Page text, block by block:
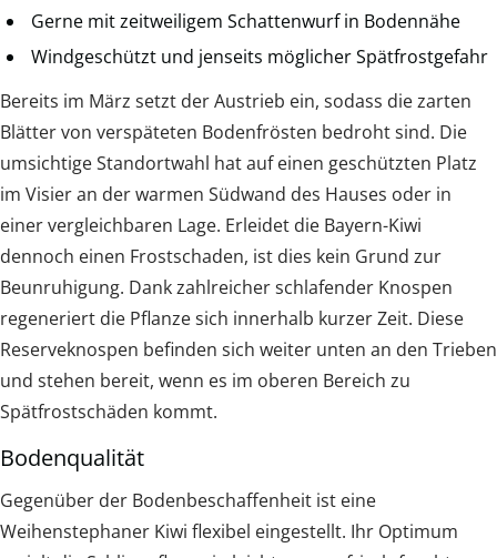
Gerne mit zeitweiligem Schattenwurf in Bodennähe
Windgeschützt und jenseits möglicher Spätfrostgefahr
Bereits im März setzt der Austrieb ein, sodass die zarten
Blätter von verspäteten Bodenfrösten bedroht sind. Die
umsichtige Standortwahl hat auf einen geschützten Platz
im Visier an der warmen Südwand des Hauses oder in
einer vergleichbaren Lage. Erleidet die Bayern-Kiwi
dennoch einen Frostschaden, ist dies kein Grund zur
Beunruhigung. Dank zahlreicher schlafender Knospen
regeneriert die Pflanze sich innerhalb kurzer Zeit. Diese
Reserveknospen befinden sich weiter unten an den Trieben
und stehen bereit, wenn es im oberen Bereich zu
Spätfrostschäden kommt.
Bodenqualität
Gegenüber der Bodenbeschaffenheit ist eine
Weihenstephaner Kiwi flexibel eingestellt. Ihr Optimum